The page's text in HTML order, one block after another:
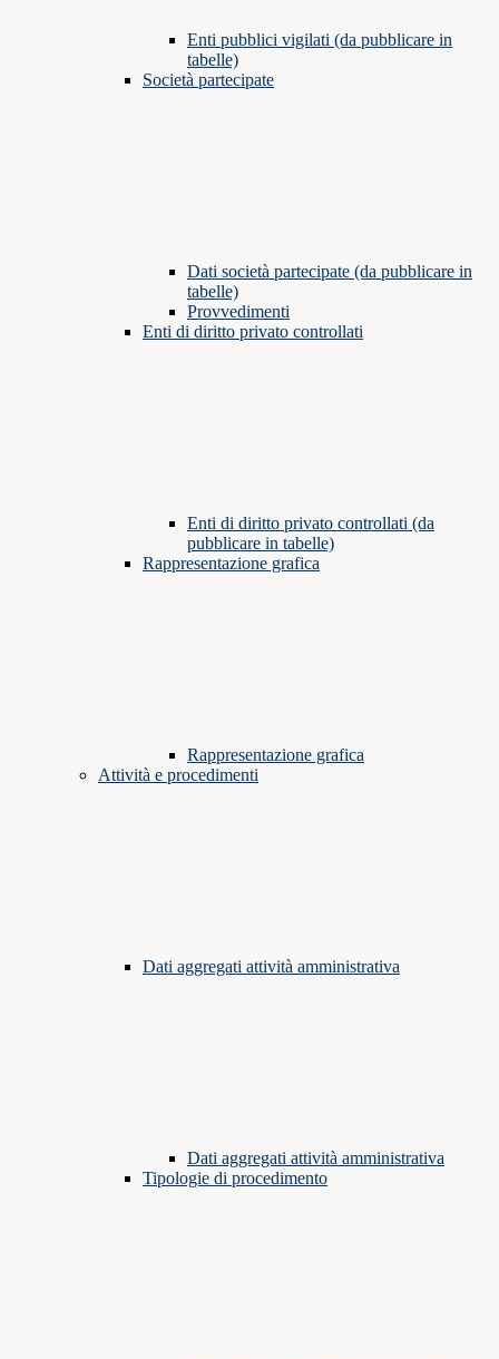
Enti pubblici vigilati (da pubblicare in
tabelle)
Società partecipate
Dati società partecipate (da pubblicare in
tabelle)
Provvedimenti
Enti di diritto privato controllati
Enti di diritto privato controllati (da
pubblicare in tabelle)
Rappresentazione grafica
Rappresentazione grafica
Attività e procedimenti
Dati aggregati attività amministrativa
Dati aggregati attività amministrativa
Tipologie di procedimento